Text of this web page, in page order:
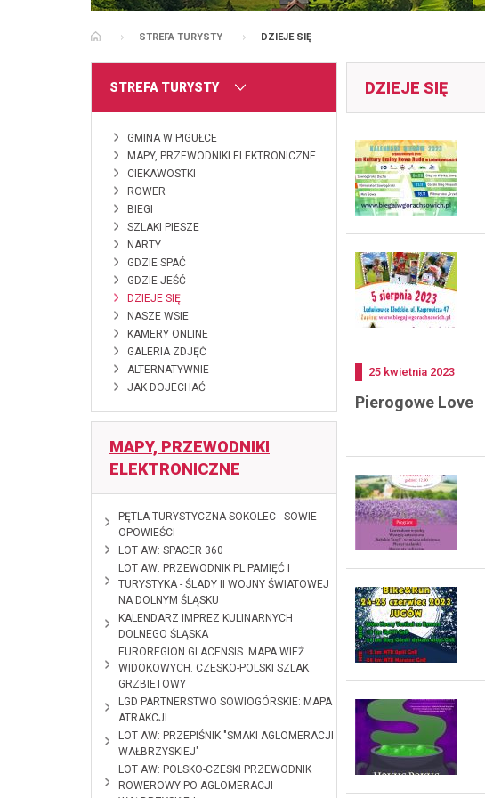
STRONA GŁÓWNA
STREFA TURYSTY DZIEJE SIĘ
MENU
STREFA TURYSTY
GMINA W PIGUŁCE
MAPY, PRZEWODNIKI ELEKTRONICZNE
CIEKAWOSTKI
ROWER
BIEGI
SZLAKI PIESZE
NARTY
GDZIE SPAĆ
GDZIE JEŚĆ
DZIEJE SIĘ
NASZE WSIE
KAMERY ONLINE
GALERIA ZDJĘĆ
ALTERNATYWNIE
JAK DOJECHAĆ
MAPY, PRZEWODNIKI
ELEKTRONICZNE
2026-06-10
PĘTLA TURYSTYCZNA SOKOLEC - SOWIE
OPOWIEŚCI
2026-02-18
LOT AW: SPACER 360
2025-01-28
LOT AW: PRZEWODNIK PL PAMIĘĆ I
TURYSTYKA - ŚLADY II WOJNY ŚWIATOWEJ
NA DOLNYM ŚLĄSKU
2024-12-12
KALENDARZ IMPREZ KULINARNYCH
DOLNEGO ŚLĄSKA
2024-10-28
EUROREGION GLACENSIS. MAPA WIEŻ
WIDOKOWYCH. CZESKO-POLSKI SZLAK
GRZBIETOWY
2024-09-
09
LGD PARTNERSTWO SOWIOGÓRSKIE: MAPA
ATRAKCJI
2024-01-11
LOT AW: PRZEPIŚNIK "SMAKI AGLOMERACJI
WAŁBRZYSKIEJ"
2023-12-08
LOT AW: POLSKO-CZESKI PRZEWODNIK
ROWEROWY PO AGLOMERACJI
DZIEJE SIĘ
Dodano
25 kwietnia 2023
Pierogowe Love